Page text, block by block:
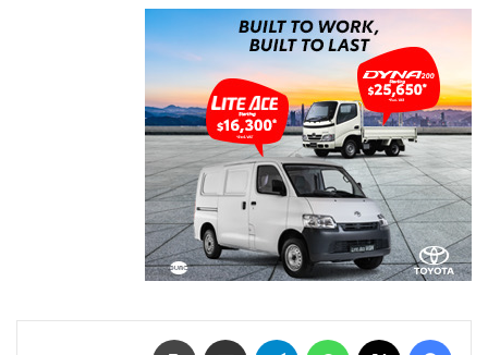
فيسبوك واتساب تيلقرام مشاركة عبر البريد